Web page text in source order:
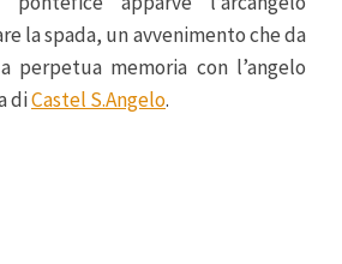
la spada, un avvenimento che da
perpetua memoria con l’angelo
diCastel S.Angelo.